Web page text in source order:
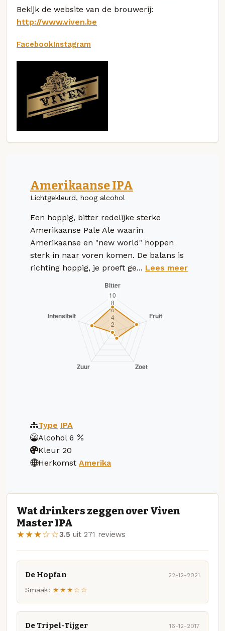
Bekijk de website van de brouwerij:
http://www.viven.be
FacebookInstagram
Amerikaanse IPA
Lichtgekleurd, hoog alcohol
Een hoppig, bitter redelijke sterke
Amerikaanse Pale Ale waarin
Amerikaanse en "new world" hoppen
sterk in naar voren komen. De balans is
richting hoppig, je proeft ge... Lees meer
Type IPA
Alcohol 6
Kleur 20
Herkomst Amerika
Wat drinkers zeggen over Viven
Master IPA
★★★☆☆3.5 uit 271 reviews
De Hopfan 22-12-2021
Smaak: ★★★☆☆
De Tripel-Tijger 16-12-2017